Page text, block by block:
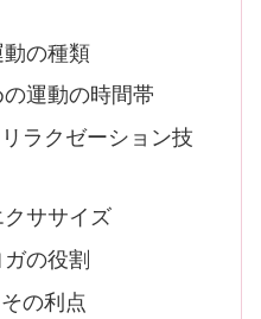
の種類
運動の時間帯
ラクゼーション技
ササイズ
の役割
の利点